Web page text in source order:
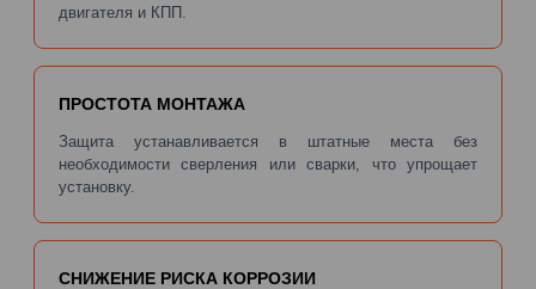
двигателя и КПП.
ПРОСТОТА МОНТАЖА
Защита устанавливается в штатные места без
необходимости сверления или сварки, что упрощает
установку.
СНИЖЕНИЕ РИСКА КОРРОЗИИ